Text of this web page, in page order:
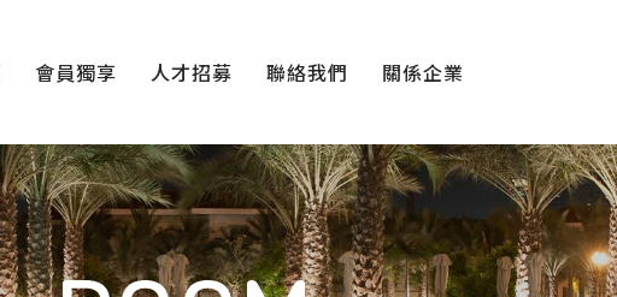
會員獨享 人才招募 聯絡我們 關係企業